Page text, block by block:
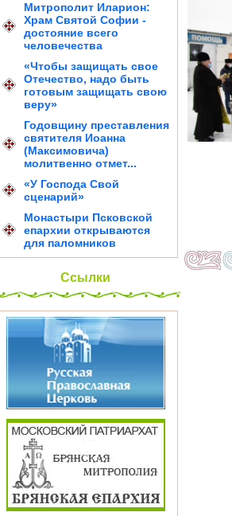
Митрополит Иларион:
Храм Святой Софии -
достояние всего
человечества
«Чтобы защищать свое
Отечество, надо быть
готовым защищать свою
веру»
Годовщину преставления
святителя Иоанна
(Максимовича)
молитвенно отмет...
«У Господа Свой
сценарий»
Монастыри Псковской
епархии открываются
для паломников
Ссылки